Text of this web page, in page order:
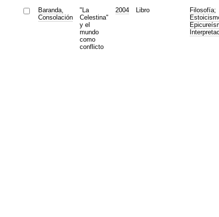
Baranda,
Consolación
"La
Celestina"
y el
mundo
como
conflicto
2004 Libro Filosofía;